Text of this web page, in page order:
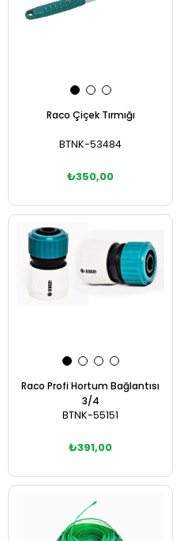
Raco Çiçek Tırmığı
BTNK-53484
₺350,00
Sepete Ekle
Raco Profi Hortum Bağlantısı
3/4
BTNK-55151
₺391,00
Sepete Ekle